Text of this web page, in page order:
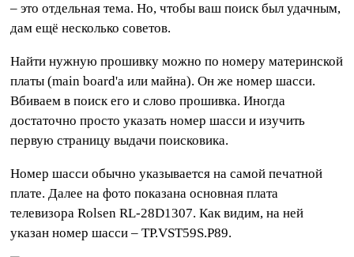
– это отдельная тема. Но, чтобы ваш поиск был удачным,
дам ещё несколько советов.
Найти нужную прошивку можно по номеру материнской
платы (main board'а или майна). Он же номер шасси.
Вбиваем в поиск его и слово прошивка. Иногда
достаточно просто указать номер шасси и изучить
первую страницу выдачи поисковика.
Номер шасси обычно указывается на самой печатной
плате. Далее на фото показана основная плата
телевизора Rolsen RL-28D1307. Как видим, на ней
указан номер шасси – TP.VST59S.P89.